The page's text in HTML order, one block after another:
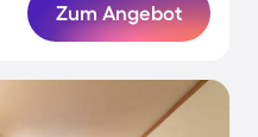
Zum Angebot